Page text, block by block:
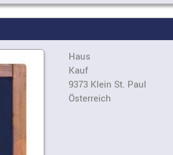
Haus
Kauf
9373 Klein St. Paul
Österreich